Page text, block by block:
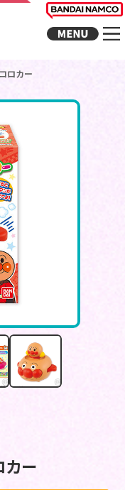
ロカー
カー